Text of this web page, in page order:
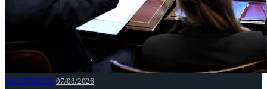
NACIONALES 07/08/2026